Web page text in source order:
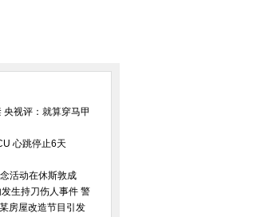
央视评：就算穿马甲
心跳停止6天
活动在休斯敦成
生持刀伤人事件 警
房屋改造节目引发